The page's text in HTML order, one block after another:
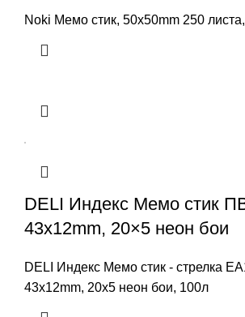
Noki Мемо стик, 50x50mm 250
DELI Индекс Мемо стик
43x12mm, 20×5 неон бои
DELI Индекс Мемо стик - стрелка
43x12mm, 20x5 неон бои, 100л